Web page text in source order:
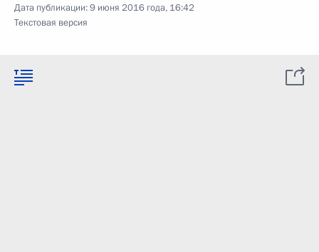
Дата публикации:9 июня 2016 года, 16:42
Текстовая версия